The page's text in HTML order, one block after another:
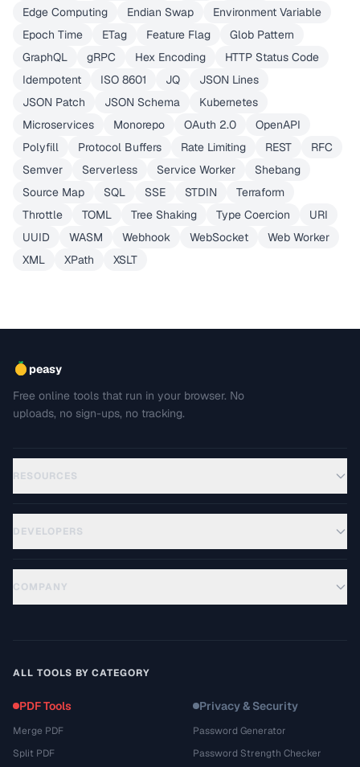
Edge Computing
Endian Swap
Environment Variable
Epoch Time
ETag Feature Flag
Glob Pattern
GraphQL
gRPC Hex Encoding
HTTP Status Code
Idempotent
ISO 8601 JQ
JSON Lines
JSON Patch
JSON Schema
Kubernetes
Microservices
Monorepo OAuth 2.0
OpenAPI
Polyfill
Protocol Buffers Rate Limiting REST
RFC
Semver
Serverless Service Worker
Shebang
Source Map
SQL SSE STDIN
Terraform
Throttle
TOML Tree Shaking Type Coercion
URI
UUID
WASM Webhook WebSocket
Web Worker
XML
XPath XSLT
peasy
Free online tools that run in your browser. No
uploads, no sign-ups, no tracking.
RESOURCES
DEVELOPERS
COMPANY
ALL TOOLS BY CATEGORY
PDF Tools
Merge PDF
Split PDF
Privacy & Security
Password Generator
Password Strength Checker